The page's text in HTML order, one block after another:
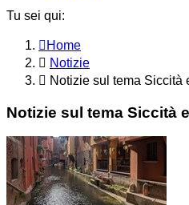
Tu sei qui:
Home
Notizie
Notizie sul tema Siccità
Notizie sul tema Siccità